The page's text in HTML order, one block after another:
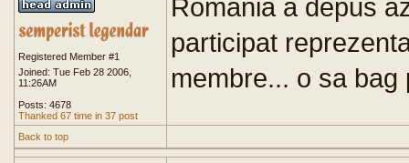
Registered Member #1
Joined: Tue Feb 28 2006,
11:26AM
Posts: 4678
Thanked 67 time in 37 post
Romania a depus
participat
membre... o sa bag
Back to top